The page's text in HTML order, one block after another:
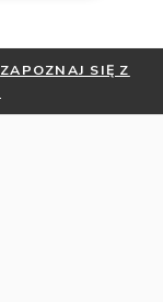
ZAPOZNAJ SIĘ Z